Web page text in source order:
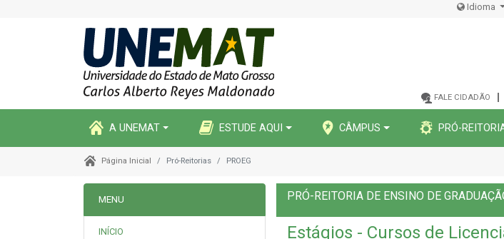
Idioma
FALE CIDADÃO
A UNEMAT ESTUDE AQUI CÂMPUS PRÓ-
Página Inicial Pró-Reitorias PROEG
MENU
INÍCIO
PRÓ-REITORIA DE ENSINO DE
Estágios - Cursos de